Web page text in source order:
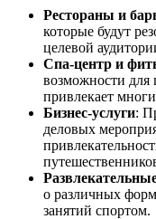
Рестораны и
которые будут
целевой
Спа-центр и
возможности для
привлекает
Бизнес-услуги:
деловых
о различных
занятий спортом.